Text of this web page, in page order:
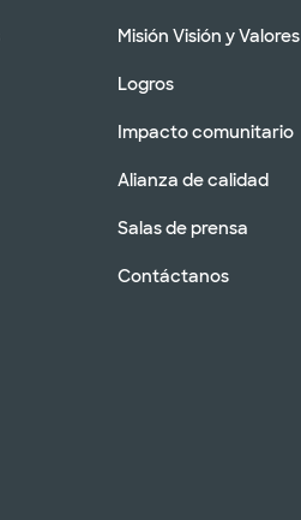
Misión Visión y Valores
Logros
Impacto comunitario
Alianza de calidad
Salas de prensa
Contáctanos